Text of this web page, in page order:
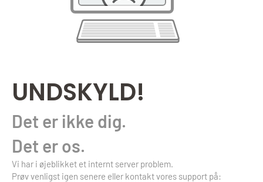
UNDSKYLD!
Det er ikke dig.
Det er os.
Vi har i øjeblikket et internt server problem.
Prøv venligst igen senere eller kontakt vores support på: